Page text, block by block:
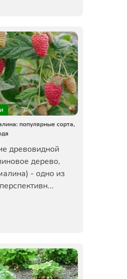
популярные сорта,
древовидной
дерево,
- одно из